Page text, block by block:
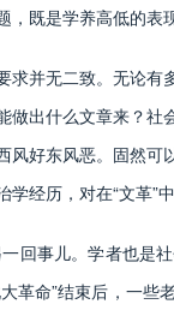
既是学养高低的表
无二致。无论有
出什么文章来？
好东风恶。固然
历，对在“文革”
事儿。学者也是
革命”结束后，一